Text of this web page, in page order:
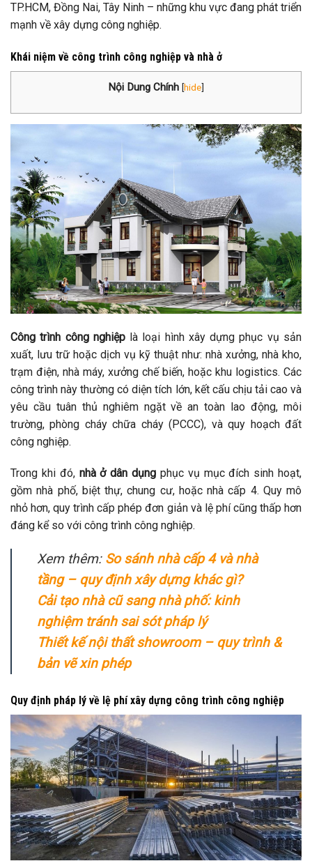
TP.HCM, Đồng Nai, Tây Ninh – những khu vực đang phát triển
mạnh về xây dựng công nghiệp.
Khái niệm về công trình công nghiệp và nhà ở
Nội Dung Chính [hide]
Công trình công nghiệplà loại hình xây dựng phục vụ sản
xuất, lưu trữ hoặc dịch vụ kỹ thuật như: nhà xưởng, nhà kho,
trạm điện, nhà máy, xưởng chế biến, hoặc khu logistics. Các
công trình này thường có diện tích lớn, kết cấu chịu tải cao và
yêu cầu tuân thủ nghiêm ngặt về an toàn lao động, môi
trường, phòng cháy chữa cháy (PCCC), và quy hoạch đất
công nghiệp.
Trong khi đó, nhà ở dân dụng phục vụ mục đích sinh hoạt,
gồm nhà phố, biệt thự, chung cư, hoặc nhà cấp 4. Quy mô
nhỏ hơn, quy trình cấp phép đơn giản và lệ phí cũng thấp hơn
đáng kể so với công trình công nghiệp.
Xem thêm: So sánh nhà cấp 4 và nhà
tầng – quy định xây dựng khác gì?
Cải tạo nhà cũ sang nhà phố: kinh
nghiệm tránh sai sót pháp lý
Thiết kế nội thất showroom – quy trình &
bản vẽ xin phép
Quy định pháp lý về lệ phí xây dựng công trình công nghiệp